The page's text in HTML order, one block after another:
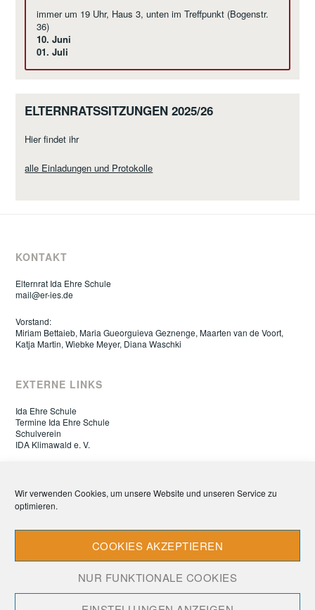
Wir verwenden Cookies, um unsere Website und unseren Service zu
optimieren.
COOKIES AKZEPTIEREN
NUR FUNKTIONALE COOKIES
immer um 19 Uhr, Haus 3, unten im Treffpunkt (Bogenstr.
36)
10. Juni
01. Juli
ELTERNRATSSITZUNGEN 2025/26
Hier findet ihr
alle Einladungen und Protokolle
KONTAKT
Elternrat Ida Ehre Schule
mail@er-ies.de
Vorstand:
Miriam Bettaieb, Maria Gueorguieva Geznenge, Maarten van de Voort,
Katja Martin, Wiebke Meyer, Diana Waschki
EXTERNE LINKS
Ida Ehre Schule
Termine Ida Ehre Schule
Schulverein
IDA Klimawald e. V.
Datenschutz
Cookie-Richtlinie (EU)